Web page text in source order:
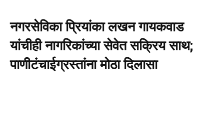
नगरसेविका प्रियांका लखन गायकवाड
यांचीही नागरिकांच्या सेवेत सक्रिय साथ;
पाणीटंचाईग्रस्तांना मोठा दिलासा